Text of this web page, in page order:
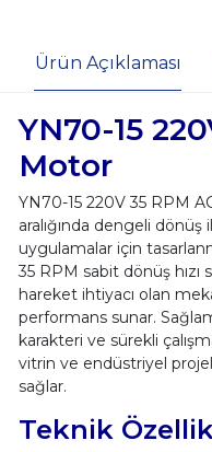
Ürün Açıklaması
YN70-15
Motor
YN70-15 220V 35 RPM
aralığında dengeli
uygulamalar için
35 RPM sabit dönüş hızı
hareket ihtiyacı olan
performans sunar.
karakteri ve sürekli
vitrin ve endüstriyel
sağlar.
Teknik